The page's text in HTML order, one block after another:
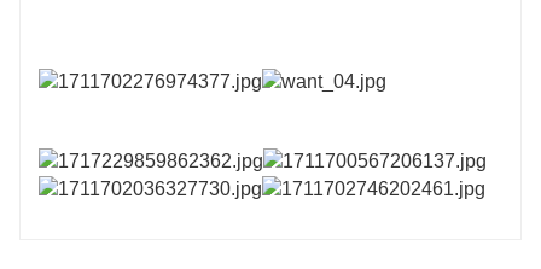
résistance aux températures élevées et une résistance à la
prolifération bactérienne. De plus, comparées aux alliages
Versez le réactif de test à l'encre bleue dans l'eau du